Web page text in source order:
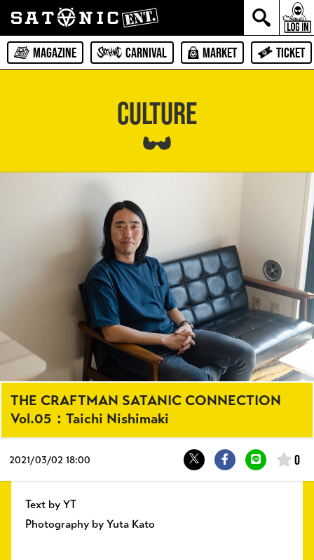
MAGAZINE CARNIVAL MARKET TICKET
CULTURE
THE CRAFTMAN SATANIC CONNECTION
Vol.05：Taichi Nishimaki
2021/03/02 18:00 0
Text by YT
Photography by Yuta Kato